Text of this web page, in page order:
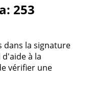
253
dans la signature
à la
vérifier une